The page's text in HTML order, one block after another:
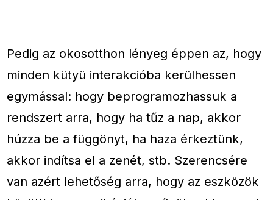
Pedig az okosotthon lényeg éppen az, hogy
minden kütyü interakcióba kerülhessen
egymással: hogy beprogramozhassuk a
rendszert arra, hogy ha tűz a nap, akkor
húzza be a függönyt, ha haza érkeztünk,
akkor indítsa el a zenét, stb. Szerencsére
van azért lehetőség arra, hogy az eszközök